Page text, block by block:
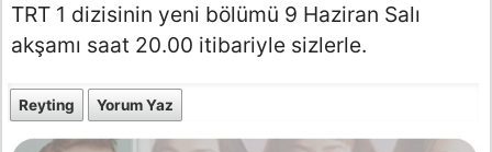
TRT 1 dizisinin yeni bölümü 9 Haziran Salı
akşamı saat 20.00 itibariyle sizlerle.
Reyting Yorum Yaz